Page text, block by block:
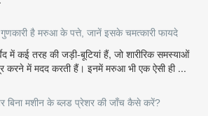
है मरुआ के पत्ते, जानें इसके चमत्कारी फायदे
में कई तरह की जड़ी-बूटियां हैं, जो शारीरिक समस्याओं
करने में मदद करती हैं। इनमें मरुआ भी एक ऐसी ही ...
बिना मशीन के ब्लड प्रेशर की जाँच कैसे करें?